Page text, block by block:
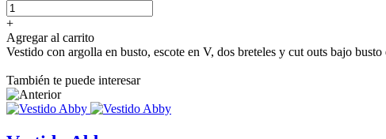
+
Agregar al carrito
Vestido con argolla en busto, escote en V, dos breteles y cut outs bajo
También te puede interesar